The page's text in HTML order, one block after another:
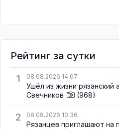
Рейтинг за сутки
1
08.08.2026 14:07
Ушёл из жизни рязанский
Свечников
(968)
2 08.08.2026 10:36
Рязанцев приглашают на